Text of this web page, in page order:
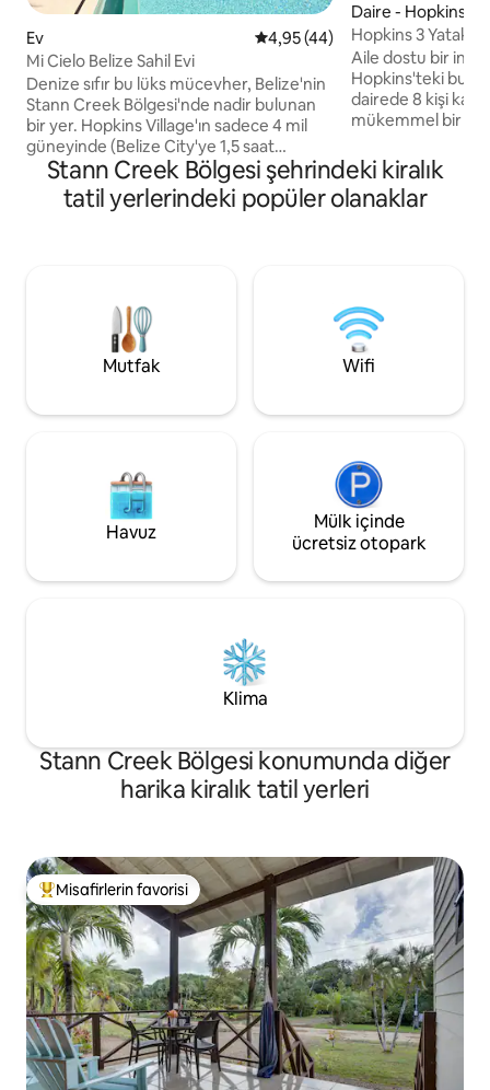
Ev 5 üzerinden ortalama 4,95
4,95 (44)
Mi Cielo Belize Sahil Evi
Denize sıfır bu lüks mücevher, Belize'nin
Stann Creek Bölgesi'nde nadir bulunan
bir yer. Hopkins Village'ın sadece 4 mil
güneyinde (Belize City'ye 1,5 saat
mesafede) yer alan bu ev, büyük aileler
veya gruplar (10 -12 kişi) için
mükemmeldir. Sahil evinde 4 yatak odası
terasımızda geçirin. Terasta özel bir
bronzlaşma platformu ve barbekü
ızgarası ve küçük mutfak alanı olan
çardak vardır.
Daire - Hopkins
Hopkins 3 Yatak
Dağ Manzarası
Aile dostu bir
Hopkins'teki bu
dairede 8 kişi
mükemmel bir
beldelerine,
kafelere sadece
mesafededir.
dinlenmek,
anıları yaratmak
yerdir.
Stann Creek Bölgesi şehrindeki kiralık
tatil yerlerindeki popüler olanaklar
Mutfak Wifi
Havuz
Mülk içinde
ücretsiz otopark
Klima
Stann Creek Bölgesi konumunda diğer
harika kiralık tatil yerleri
Misafirlerin favorilerinden en beğenilenler arasında
Misafirlerin favorisi